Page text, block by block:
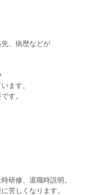
、病歴などが
ます。
す。
研修、退職時説明。
苦しくなります。